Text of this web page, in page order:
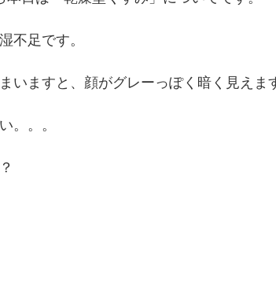
不足です。
いますと、顔がグレーっぽく暗く見えま
。。。